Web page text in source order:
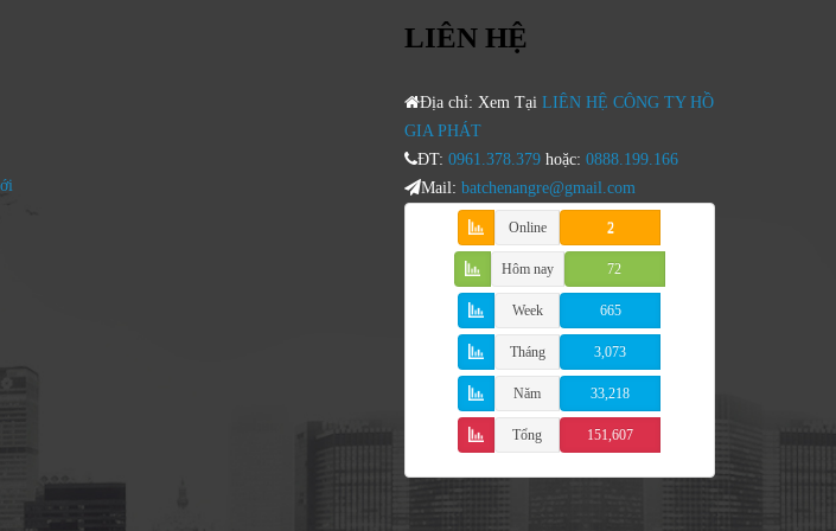
LIÊN HỆ
Địa chỉ: Xem Tại LIÊN HỆ CÔNG TY HỒ
GIA PHÁT
ĐT: 0961.378.379hoặc: 0888.199.166
Mail: batchenangre@gmail.com
Online 2
Hôm nay 72
Week 665
Tháng 3,073
Năm 33,218
Tổng 151,607